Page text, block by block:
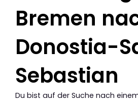
Bremen
Donostia-
Sebastian
Du bist auf der Suche nach